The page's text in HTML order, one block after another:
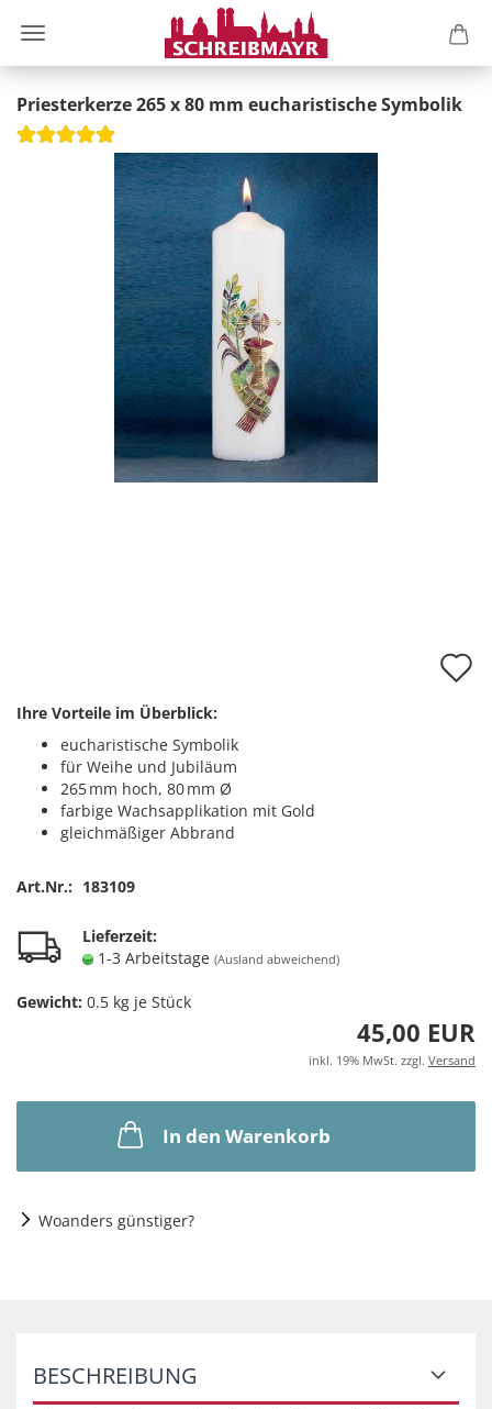
Priesterkerze 265 x 80 mm eucharistische Symbolik
Ihre Vorteile im Überblick:
eucharistische Symbolik
für Weihe und Jubiläum
265 mm hoch, 80 mm Ø
farbige Wachsapplikation mit Gold
gleichmäßiger Abbrand
Art.Nr.: 183109
Lieferzeit:
1-3 Arbeitstage (Ausland abweichend)
Gewicht: 0.5 kg je Stück
45,00 EUR
inkl. 19% MwSt. zzgl. Versand
In den Warenkorb
Woanders günstiger?
BESCHREIBUNG